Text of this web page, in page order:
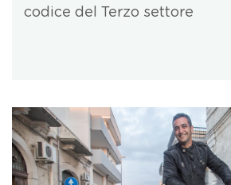
codice del Terzo settore